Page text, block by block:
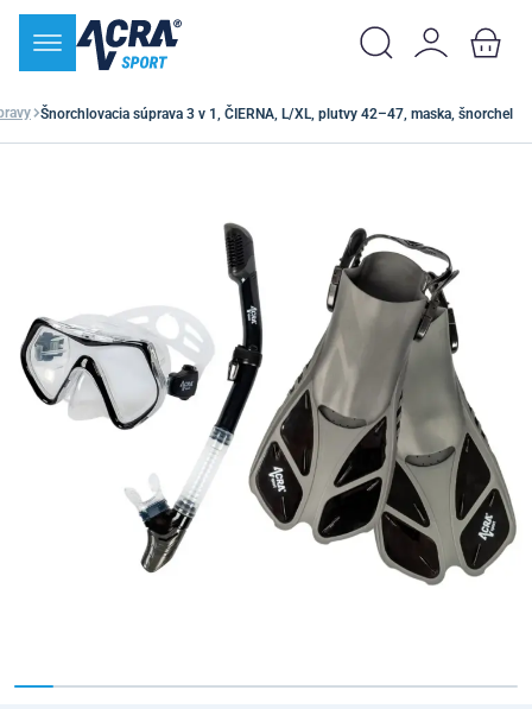
Šnorchlovacia súprava 3 v 1, ČIERNA, L/XL, plutvy 42–47, maska, šnorchel